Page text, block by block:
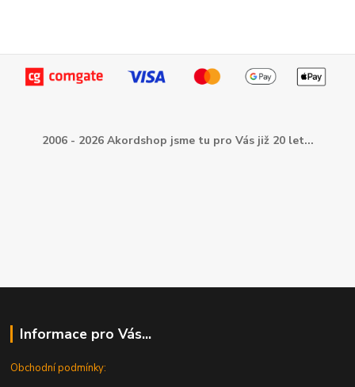
2006 - 2026 Akordshop jsme tu pro Vás již 20 let...
Informace pro Vás...
Obchodní podmínky: